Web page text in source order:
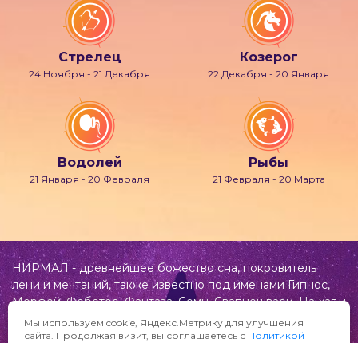
Стрелец
24 Ноября - 21 Декабря
Козерог
22 Декабря - 20 Января
Водолей
21 Января - 20 Февраля
Рыбы
21 Февраля - 20 Марта
НИРМАЛ - древнейшее божество сна, покровитель
лени и мечтаний, также известно под именами Гипнос,
Морфей, Фобетор, Фантаза, Сомн, Свапнещвари, На-хаг и
др.Мы используем cookie, Яндекс.Метрику для улучшения
сайта. Продолжая визит, вы соглашаетесь с Политикой